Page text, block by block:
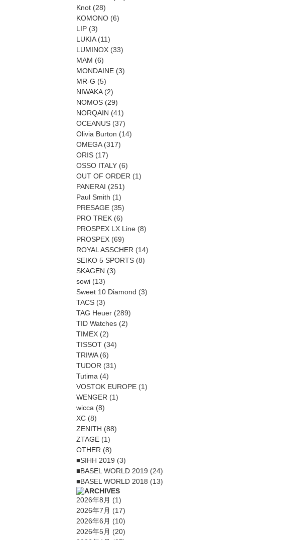
Knot (28)
KOMONO (6)
LIP (3)
LUKIA(11)
LUMINOX (33)
MAM (6)
MONDAINE (3)
MR-G (5)
NIWAKA(2)
NOMOS (29)
NORQAIN (41)
OCEANUS (37)
Olivia Burton (14)
OMEGA(317)
ORIS (17)
OSSO ITALY (6)
OUT OF ORDER (1)
PANERAI (251)
Paul Smith (1)
PRESAGE (35)
PRO TREK (6)
PROSPEX LX Line (8)
PROSPEX (69)
ROYAL ASSCHER (14)
SEIKO 5 SPORTS (8)
SKAGEN (3)
sowi (13)
Sweet 10 Diamond (3)
TACS (3)
TAG Heuer (289)
TID Watches (2)
TIMEX (2)
TISSOT (34)
TRIWA(6)
TUDOR (31)
Tutima (4)
VOSTOK EUROPE (1)
WENGER (1)
wicca (8)
XC (8)
ZENITH (88)
ZTAGE (1)
OTHER (8)
■SIHH 2019 (3)
■BASEL WORLD 2019 (24)
■BASEL WORLD 2018 (13)
2026年8月 (1)
2026年7月 (17)
2026年6月 (10)
2026年5月 (20)